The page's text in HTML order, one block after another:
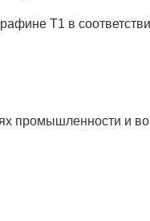
Т1 в
промышленности и